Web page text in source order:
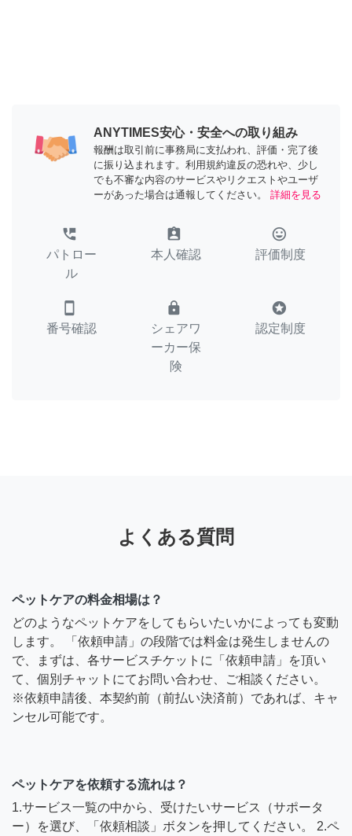
ANYTIMES安心・安全への取り組み
報酬は取引前に事務局に支払われ、評価・完了後
に振り込まれます。利用規約違反の恐れや、少し
でも不審な内容のサービスやリクエストやユーザ
ーがあった場合は通報してください。
詳細を見る
perm_phone_msg
パトロー
ル
assignment_ind
本人確認
tag_faces
評価制度
smartphone
番号確認
lock
シェアワ
ーカー保
険
stars
認定制度
よくある質問
ペットケアの料金相場は？
どのようなペットケアをしてもらいたいかによっても変動
します。 「依頼申請」の段階では料金は発生しませんの
で、まずは、各サービスチケットに「依頼申請」を頂い
て、個別チャットにてお問い合わせ、ご相談ください。
※依頼申請後、本契約前（前払い決済前）であれば、キャ
ンセル可能です。
ペットケアを依頼する流れは？
1.サービス一覧の中から、受けたいサービス（サポータ
ー）を選び、「依頼相談」ボタンを押してください。 2.ペ